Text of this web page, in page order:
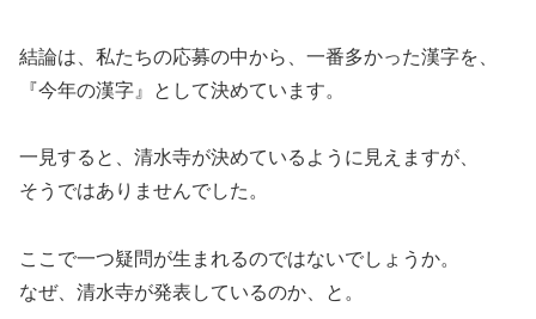
結論は、私たちの応募の中から、一番多かった漢字を、
『今年の漢字』として決めています。
一見すると、清水寺が決めているように見えますが、
そうではありませんでした。
ここで一つ疑問が生まれるのではないでしょうか。
なぜ、清水寺が発表しているのか、と。